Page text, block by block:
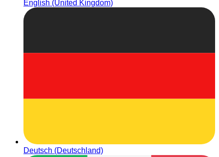
English (United Kingdom)
Deutsch (Deutschland)